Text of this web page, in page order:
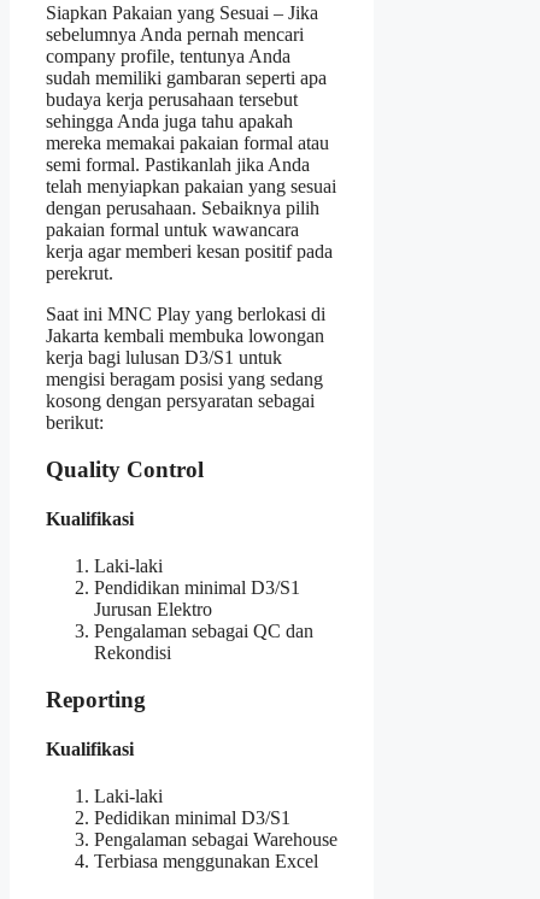
Siapkan Pakaian yang Sesuai – Jika
sebelumnya Anda pernah mencari
company profile, tentunya Anda
sudah memiliki gambaran seperti apa
budaya kerja perusahaan tersebut
sehingga Anda juga tahu apakah
mereka memakai pakaian formal atau
semi formal. Pastikanlah jika Anda
telah menyiapkan pakaian yang sesuai
dengan perusahaan. Sebaiknya pilih
pakaian formal untuk wawancara
kerja agar memberi kesan positif pada
perekrut.
Saat ini MNC Play yang berlokasi di
Jakarta kembali membuka lowongan
kerja bagi lulusan D3/S1 untuk
mengisi beragam posisi yang sedang
kosong dengan persyaratan sebagai
berikut:
Quality Control
Kualifikasi
Laki-laki
Pendidikan minimal D3/S1
Jurusan Elektro
Pengalaman sebagai QC dan
Rekondisi
Reporting
Kualifikasi
Laki-laki
Pedidikan minimal D3/S1
Pengalaman sebagai Warehouse
Terbiasa menggunakan Excel